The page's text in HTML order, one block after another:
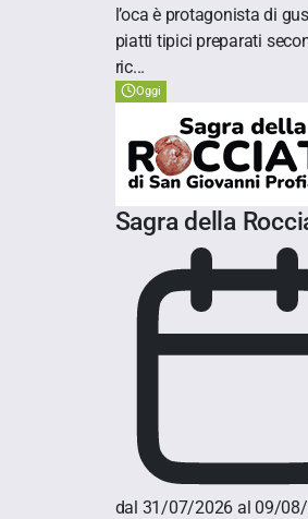
l’oca è protagonista di
piatti tipici preparati
ric...
Oggi
Sagra della
dal 31/07/2026 al 09/